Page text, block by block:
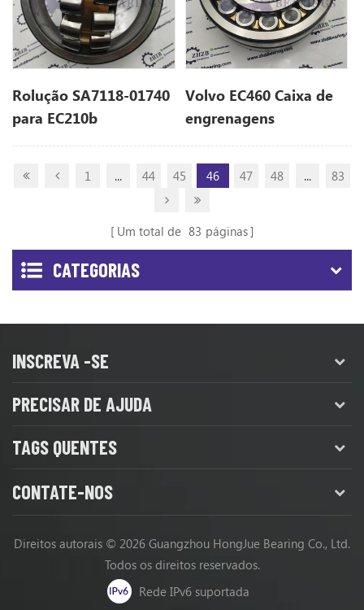
Rolução SA7118-01740
para EC210b
Volvo EC460 Caixa de
engrenagens
SAVELING SA7118-
01740 PARA EC210B
1 ... 44 45 46 47 48 ... 83
Um total de 83 páginas
CATEGORIAS
INSCREVA -SE
PRECISAR DE AJUDA
TAGS QUENTES
CONTATE-NOS
Direitos autorais © 2026 Guangzhou HongJue Bearing Co., Ltd.
Todos os direitos reservados.
Rede IPv6 suportada